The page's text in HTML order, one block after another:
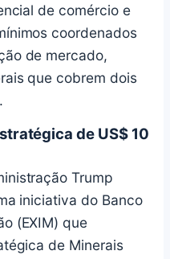
de comércio e
coordenados
de mercado,
que cobrem dois
de US$ 10
Trump
iniciativa do Banco
(EXIM) que
de Minerais